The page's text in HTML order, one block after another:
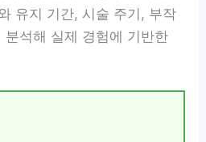
유지 기간, 시술 주기, 부작
분석해 실제 경험에 기반한